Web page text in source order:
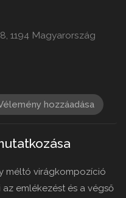
8, 1194 Magyarország
hozzáadása
méltó virágkompozíció
emlékezést és a végső